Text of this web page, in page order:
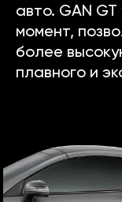
авто. GAN
момент,
более
плавного и